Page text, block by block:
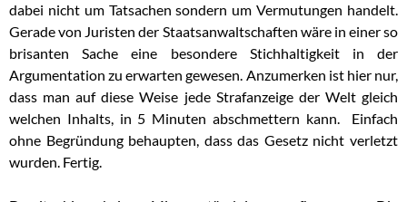
dabei nicht um Tatsachen sondern um Vermutungen handelt.
Gerade von Juristen der Staatsanwaltschaften wäre in einer so
brisanten Sache eine besondere Stichhaltigkeit in der
Argumentation zu erwarten gewesen. Anzumerken ist hier nur,
dass man auf diese Weise jede Strafanzeige der Welt gleich
welchen Inhalts, in 5 Minuten abschmettern kann. Einfach
ohne Begründung behaupten, dass das Gesetz nicht verletzt
wurden. Fertig.